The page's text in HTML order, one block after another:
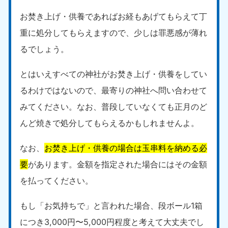
お焚き上げ・供養であればお経もあげてもらえて丁
重に処分してもらえますので、少しは罪悪感が薄れ
るでしょう。
とはいえすべての神社がお焚き上げ・供養をしてい
るわけではないので、最寄りの神社へ問い合わせて
みてください。なお、普段していなくても正月のど
んど焼きで処分してもらえるかもしれませんよ。
なお、 お焚き上げ・供養の場合は玉串料を納める必
要があります。金額を指定された場合にはその金額
を払ってください。
もし「お気持ちで」と言われた場合、段ボール1箱
につき3,000円〜5,000円程度と考えて大丈夫でし
中国
岡山県
050-1881-5146
広島県
050-1881-5144
9:00〜19:00 年中無休
鳥取県
050-1881-5156
9:00〜19:00 年中無休
050-1881-5145
9:00〜19:00 年中無休
050-1880-9899
9:00〜19:00 年中無休
050-1880-9898
9:00〜19:00 年中無休